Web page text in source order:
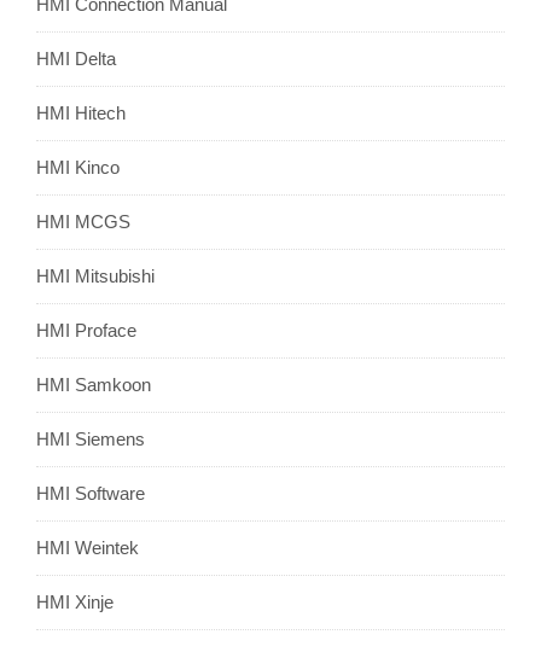
HMI Connection Manual
HMI Delta
HMI Hitech
HMI Kinco
HMI MCGS
HMI Mitsubishi
HMI Proface
HMI Samkoon
HMI Siemens
HMI Software
HMI Weintek
HMI Xinje